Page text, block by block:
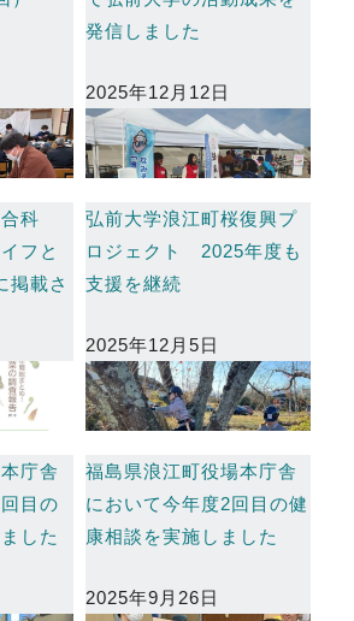
発信しました
2025年12月12日
科
フと
掲載さ
弘前大学浪江町桜復興プ
ロジェクト 2025年度も
支援を継続
2025年12月5日
庁舎
目の
した
福島県浪江町役場本庁舎
において今年度2回目の健
康相談を実施しました
2025年9月26日